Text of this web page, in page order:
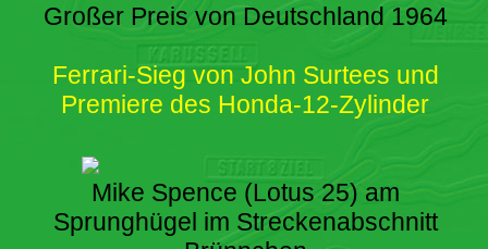
Großer Preis von Deutschland 1964
Ferrari-Sieg von John Surtees und
Premiere des Honda-12-Zylinder
Mike Spence (Lotus 25) am
Sprunghügel im Streckenabschnitt